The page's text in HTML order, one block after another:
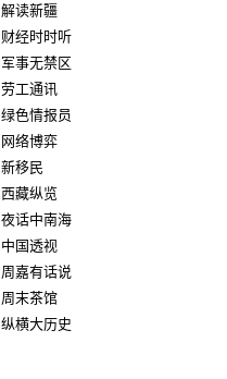
解读新疆
财经时时听
军事无禁区
劳工通讯
绿色情报员
网络博弈
新移民
西藏纵览
夜话中南海
中国透视
周嘉有话说
周末茶馆
纵横大历史